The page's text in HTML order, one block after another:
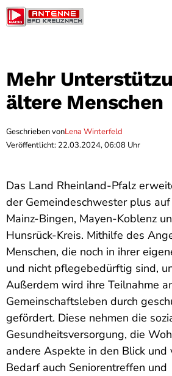
Mehr
ältere Menschen
Geschrieben vonLena Winterfeld
Veröffentlicht: 22.03.2024, 06:08 Uhr
Das Land Rheinland-Pfalz
der Gemeindeschwester plus
Mainz-Bingen, Mayen-Koblenz
Hunsrück-Kreis. Mithilfe des
Menschen, die noch in ihrer
und nicht pflegebedürftig sind,
Außerdem wird ihre Teilnahme
Gemeinschaftsleben durch
gefördert. Diese nehmen die
Gesundheitsversorgung, die
andere Aspekte in den Blick und
Bedarf auch Seniorentreffen und